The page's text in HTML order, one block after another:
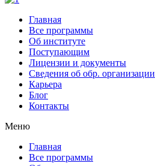
Главная
Все программы
Об институте
Поступающим
Лицензии и документы
Сведения об обр. организации
Карьера
Блог
Контакты
Меню
Главная
Все программы